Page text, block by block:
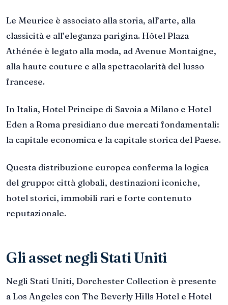
Le Meurice è associato alla storia, all’arte, alla
classicità e all’eleganza parigina. Hôtel Plaza
Athénée è legato alla moda, ad Avenue Montaigne,
alla haute couture e alla spettacolarità del lusso
francese.
In Italia, Hotel Principe di Savoia a Milano e Hotel
Eden a Roma presidiano due mercati fondamentali:
la capitale economica e la capitale storica del Paese.
Questa distribuzione europea conferma la logica
del gruppo: città globali, destinazioni iconiche,
hotel storici, immobili rari e forte contenuto
reputazionale.
Gli asset negli Stati Uniti
Negli Stati Uniti, Dorchester Collection è presente
a Los Angeles con The Beverly Hills Hotel e Hotel